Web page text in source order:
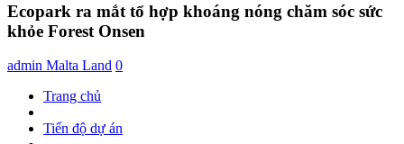
Ecopark ra mắt tổ hợp khoáng nóng chăm sóc sức
khỏe Forest Onsen
admin Malta Land 0
Trang chủ
Tiến độ dự án